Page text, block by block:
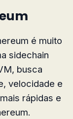
é muito
sidechain
busca
velocidade e
rápidas e